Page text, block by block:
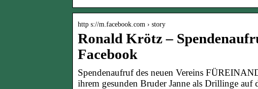
http s://m.facebook.com › story
Ronald Krötz –
Facebook
Spendenaufruf des neuen Vereins
ihrem gesunden Bruder Janne als Drillinge auf